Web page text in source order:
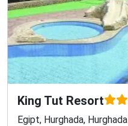
King Tut Resort
Egipt, Hurghada, Hurghada